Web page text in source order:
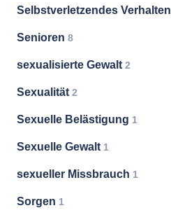
Selbstverletzendes Verhalten
Senioren 8
sexualisierte Gewalt 2
Sexualität 2
Sexuelle Belästigung 1
Sexuelle Gewalt 1
sexueller Missbrauch 1
Sorgen 1